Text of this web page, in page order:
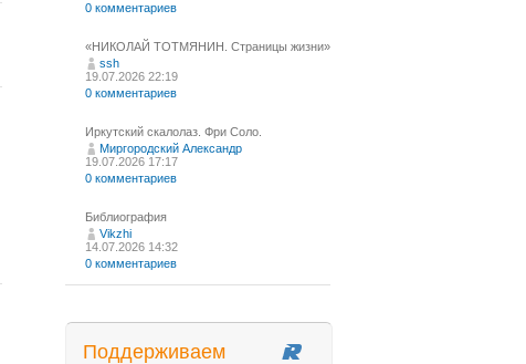
0 комментариев
«НИКОЛАЙ ТОТМЯНИН. Страницы жизни»
ssh
19.07.2026 22:19
0 комментариев
Иркутский скалолаз. Фри Соло.
Миргородский Александр
19.07.2026 17:17
0 комментариев
Библиография
Vikzhi
14.07.2026 14:32
0 комментариев
Поддерживаем